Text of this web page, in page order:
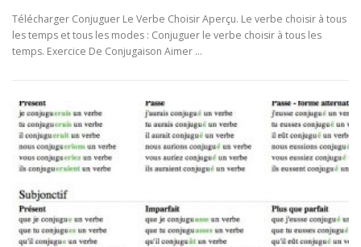
Télécharger Conjuguer Le Verbe Choisir Aperçu. Le verbe choisir à tous
les temps et tous les modes : Conjuguer le verbe choisir à tous les
temps. Exercice De Conjugaison Aimer …